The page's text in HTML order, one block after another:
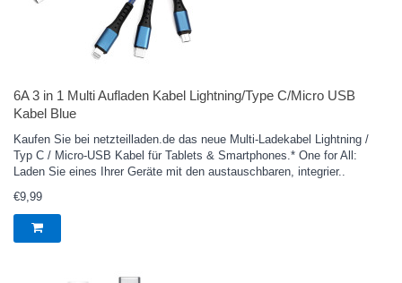
6A 3 in 1 Multi Aufladen Kabel Lightning/Type C/Micro USB
Kabel Blue
Kaufen Sie bei netzteilladen.de das neue Multi-Ladekabel Lightning /
Typ C / Micro-USB Kabel für Tablets & Smartphones.* One for All:
Laden Sie eines Ihrer Geräte mit den austauschbaren, integrier..
€9,99